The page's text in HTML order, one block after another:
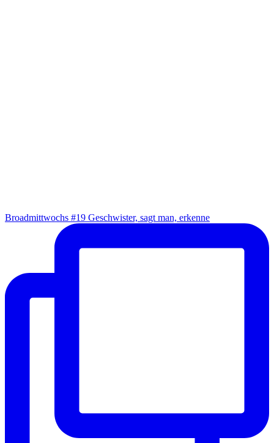
Broad­mitt­wochs #19 Geschwis­ter, sagt man, erkenne